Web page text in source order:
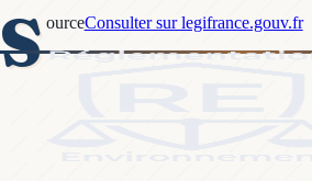
S ourceConsulter sur legifrance.gouv.fr